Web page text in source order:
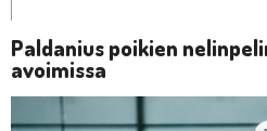
Paldanius poikien
avoimissa